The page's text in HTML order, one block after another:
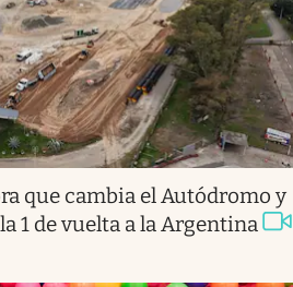
que cambia el Autódromo y
1 de vuelta a la Argentina